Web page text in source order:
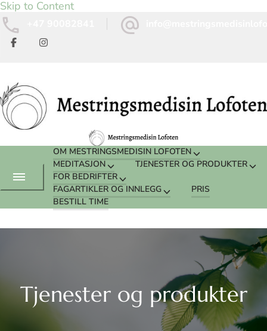
Skip to Content
OM MESTRINGSMEDISIN LOFOTEN
MEDITASJON
TJENESTER OG PRODUKTER
FOR BEDRIFTER
FAGARTIKLER OG INNLEGG
PRIS
BESTILL TIME
Tjenester og produkter